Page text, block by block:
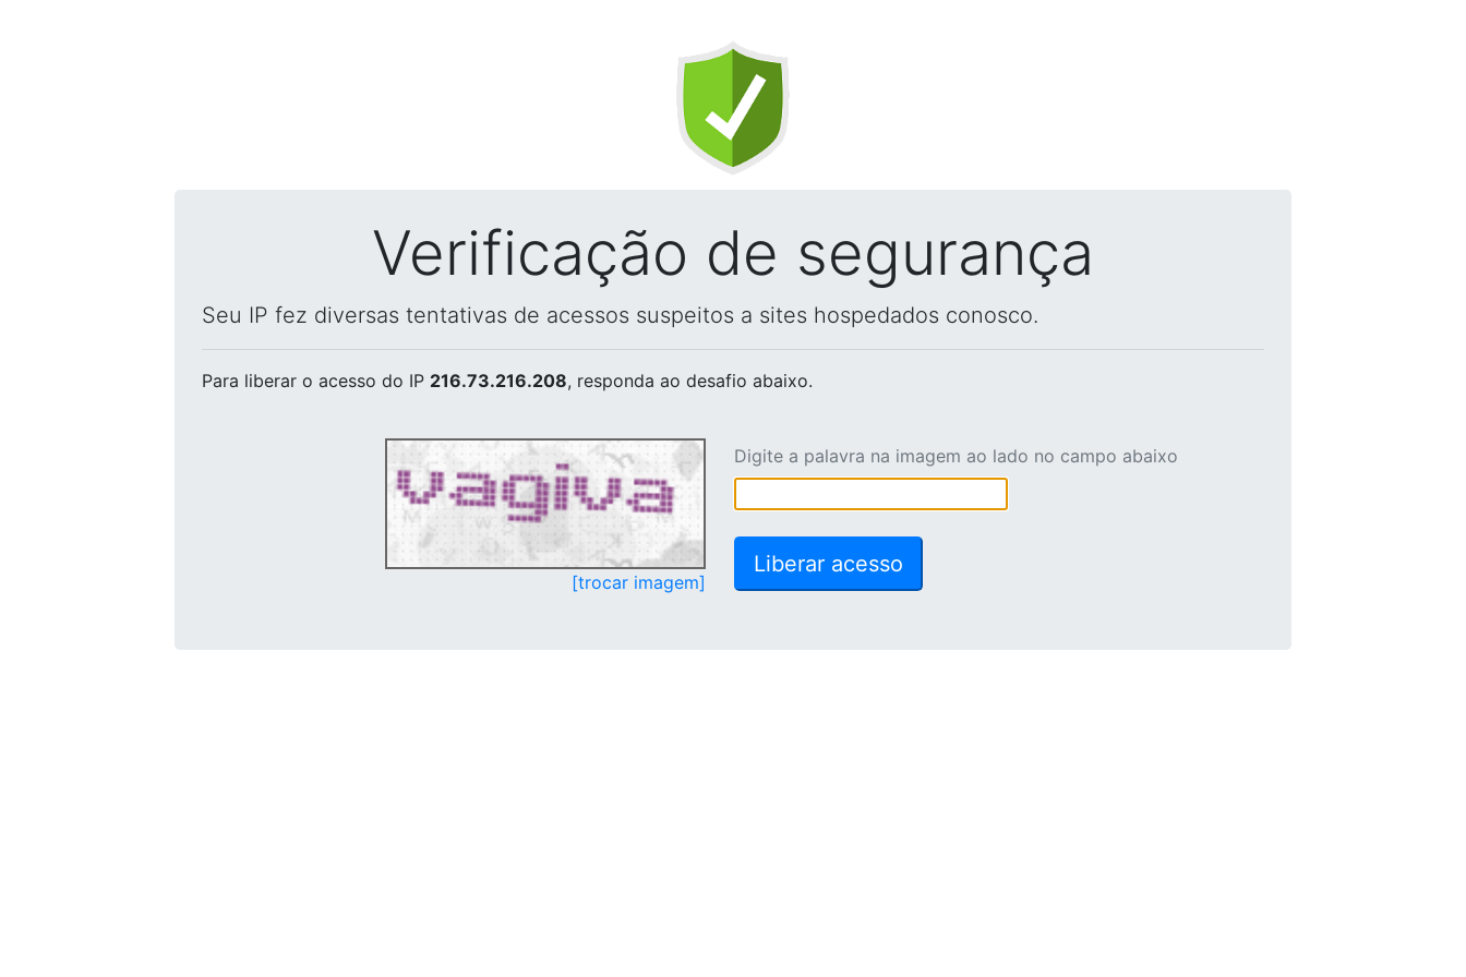
Verificação de segurança
Seu IP fez diversas tentativas de acessos suspeitos a sites hospedados conosco.
Para liberar o acesso do IP 216.73.216.208, responda ao desafio abaixo.
[trocar imagem]
Digite a palavra na imagem ao lado no campo abaixo